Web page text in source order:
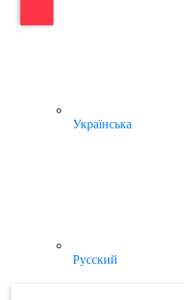
Українська
Русский